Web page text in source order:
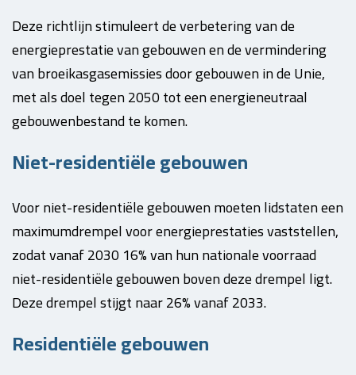
Deze richtlijn stimuleert de verbetering van de
energieprestatie van gebouwen en de vermindering
van broeikasgasemissies door gebouwen in de Unie,
met als doel tegen 2050 tot een energieneutraal
gebouwenbestand te komen.
Niet-residentiële gebouwen
Voor niet-residentiële gebouwen moeten lidstaten een
maximumdrempel voor energieprestaties vaststellen,
zodat vanaf 2030 16% van hun nationale voorraad
niet-residentiële gebouwen boven deze drempel ligt.
Deze drempel stijgt naar 26% vanaf 2033.
Residentiële gebouwen